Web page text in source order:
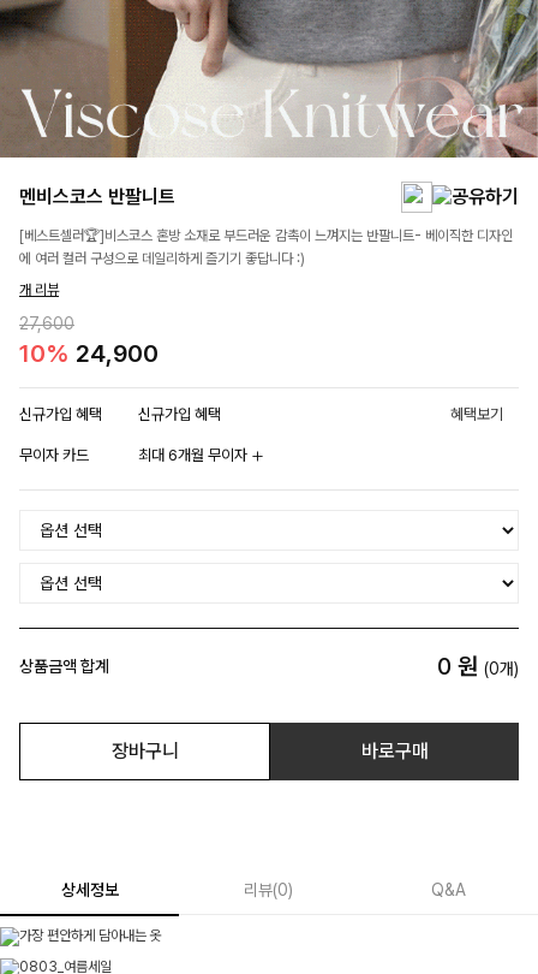
멘비스코스 반팔니트
[베스트셀러🏆]비스코스 혼방 소재로 부드러운 감촉이 느껴지는 반팔니트- 베이직한 디자인
에 여러 컬러 구성으로 데일리하게 즐기기 좋답니다 :)
개 리뷰
27,600
10% 24,900
신규가입 혜택 신규가입 혜택 혜택보기
무이자 카드 최대 6개월 무이자
상품금액 합계 0 원 (0개)
장바구니 바로구매
상세정보 리뷰(0) Q&A